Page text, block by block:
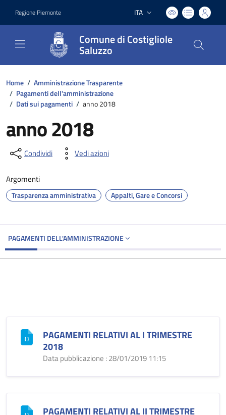
Regione Piemonte Lingua attiva:
ITA
Comune di Costigliole
Saluzzo
Home / Amministrazione Trasparente
/ Pagamenti dell'amministrazione
/ Dati sui pagamenti / anno 2018
anno 2018
Condividi Vedi azioni
Argomenti
Trasparenza amministrativa Appalti, Gare e Concorsi
PAGAMENTI DELL'AMMINISTRAZIONE
PAGAMENTI RELATIVI AL I TRIMESTRE
2018
Data pubblicazione : 28/01/2019 11:15
PAGAMENTI RELATIVI AL II TRIMESTRE